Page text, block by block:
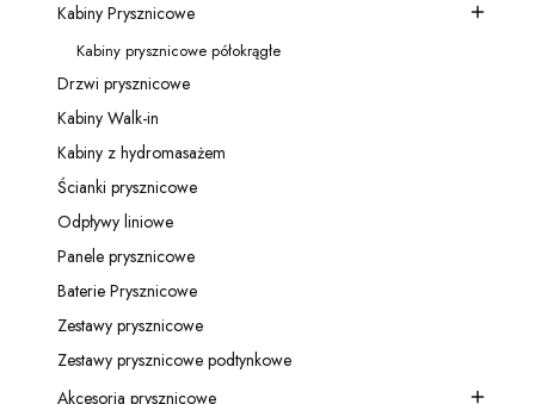
Kategoria - Kabiny Prysznicowe
Kabiny Prysznicowe
Kategoria - Kabiny prysznicowe półokrągłe
Kabiny prysznicowe półokrągłe
Kategoria - Drzwi prysznicowe
Drzwi prysznicowe
Kategoria - Kabiny Walk-in
Kabiny Walk-in
Kategoria - Kabiny z hydromasażem
Kabiny z hydromasażem
Kategoria - Ścianki prysznicowe
Ścianki prysznicowe
Kategoria - Odpływy liniowe
Odpływy liniowe
Kategoria - Panele prysznicowe
Panele prysznicowe
Kategoria - Baterie Prysznicowe
Baterie Prysznicowe
Kategoria - Zestawy prysznicowe
Zestawy prysznicowe
Kategoria - Zestawy prysznicowe podtynkowe
Zestawy prysznicowe podtynkowe
Akcesoria prysznicowe